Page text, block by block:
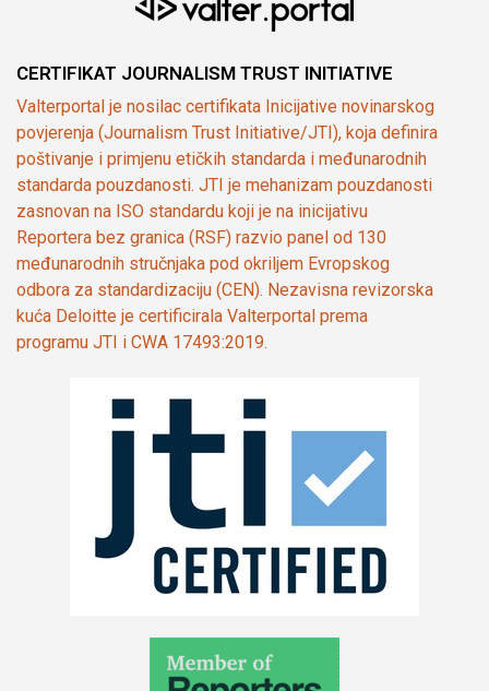
CERTIFIKAT JOURNALISM TRUST INITIATIVE
Valterportal je nosilac certifikata Inicijative novinarskog
povjerenja (Journalism Trust Initiative/JTI), koja definira
poštivanje i primjenu etičkih standarda i međunarodnih
standarda pouzdanosti. JTI je mehanizam pouzdanosti
zasnovan na ISO standardu koji je na inicijativu
Reportera bez granica (RSF) razvio panel od 130
međunarodnih stručnjaka pod okriljem Evropskog
odbora za standardizaciju (CEN). Nezavisna revizorska
kuća Deloitte je certificirala Valterportal prema
programu JTI i CWA 17493:2019.